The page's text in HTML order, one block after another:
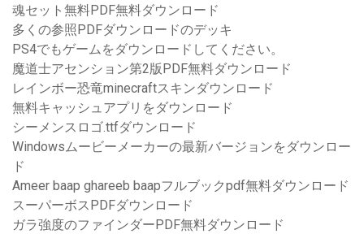
魂セット無料PDF無料ダウンロード
多くの参照PDFダウンロードのデッキ
PS4でもゲームをダウンロードしてください。
魔道士アセンション第2版PDF無料ダウンロード
レインボー恐竜minecraftスキンダウンロード
無料キャッシュアプ​​リをダウンロード
シーメンスロゴ.ttfダウンロード
Windowsムービーメーカーの最新バージョンをダウンロー
ド
Ameer baap ghareeb baapフルブックpdf無料ダウンロード
スーパーボスPDFダウンロード
ガラ強度のファインダーPDF無料ダウンロード